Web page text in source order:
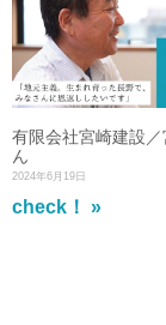
有限会社宮崎建設／
ん
2024年6月19日
check！ »